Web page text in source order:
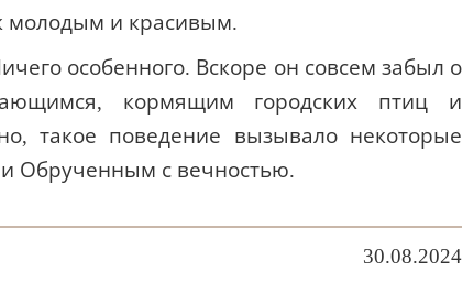
молодым и красивым.
особенного. Вскоре он совсем забыл о
кормящим городских птиц и
такое поведение вызывало некоторые
Обрученным с вечностью.
30.08.2024